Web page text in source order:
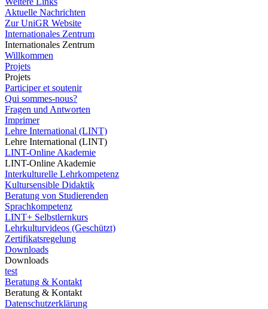
Aktuelle Nachrichten
Zur UniGR Website
Internationales Zentrum
Internationales Zentrum
Willkommen
Projets
Projets
Participer et soutenir
Qui sommes-nous?
Fragen und Antworten
Imprimer
Lehre International (LINT)
Lehre International (LINT)
LINT-Online Akademie
LINT-Online Akademie
Interkulturelle Lehrkompetenz
Kultursensible Didaktik
Beratung von Studierenden
Sprachkompetenz
LINT+ Selbstlernkurs
Lehrkulturvideos (Geschützt)
Zertifikatsregelung
Downloads
Downloads
test
Beratung & Kontakt
Beratung & Kontakt
Datenschutzerklärung